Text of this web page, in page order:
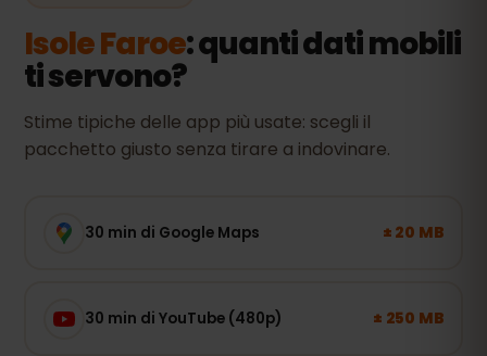
Isole Faroe: quanti dati mobili
ti servono?
Stime tipiche delle app più usate: scegli il
pacchetto giusto senza tirare a indovinare.
30 min di Google Maps ± 20 MB
30 min di YouTube (480p) ± 250 MB